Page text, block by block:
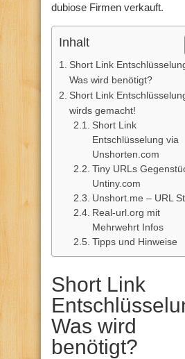
dubiose Firmen verkauft.
Inhalt
Short Link
Was wird benötigt?
Short Link
wirds gemacht!
Short Link
Entschlüsselung via
Unshorten.com
Tiny URLs
Untiny.com
Unshort.me – URL
Real-url.org mit
Mehrwehrt Infos
Tipps und Hinweise
Short Link
Was wird
benötigt?